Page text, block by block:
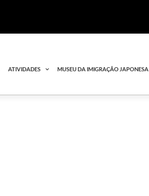
ATIVIDADES MUSEU DA IMIGRAÇÃO JAPONESA